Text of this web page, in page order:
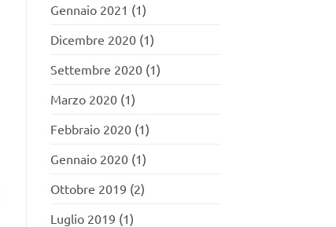
Gennaio 2021 (1)
Dicembre 2020(1)
Settembre 2020(1)
Marzo 2020(1)
Febbraio 2020(1)
Gennaio 2020(1)
Ottobre 2019 (2)
Luglio 2019 (1)